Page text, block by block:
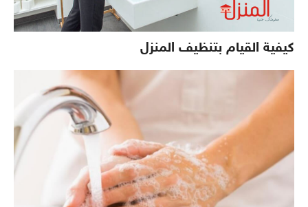
كيفية القيام بتنظيف المنزل